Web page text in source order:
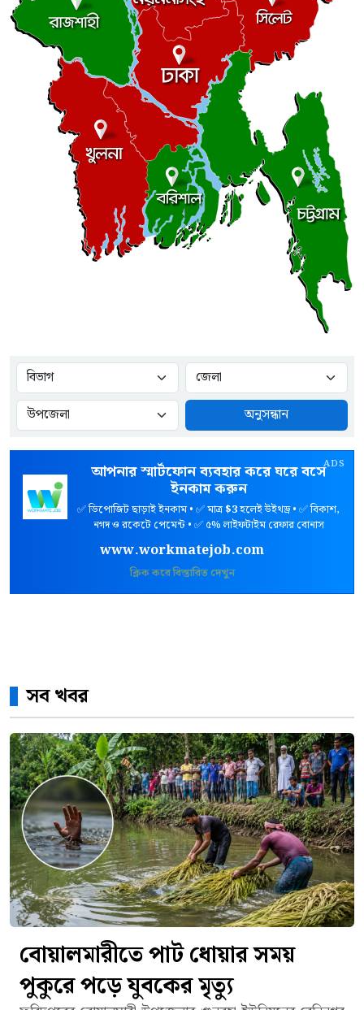
অনুসন্ধান
ADS
আপনার স্মার্টফোন ব্যবহার করে ঘরে বসে
ইনকাম করুন
✅ ডিপোজিট ছাড়াই ইনকাম • ✅ মাত্র$3হলেই উইথড্র • ✅ বিকাশ,
নগদ ও রকেটে পেমেন্ট • ✅ ৫% লাইফটাইম রেফার বোনাস
www.workmatejob.com
ক্লিক করে বিস্তারিত দেখুন
সব খবর
বোয়ালমারীতে পাট ধোয়ার সময়
পুকুরে পড়ে যুবকের মৃত্যু